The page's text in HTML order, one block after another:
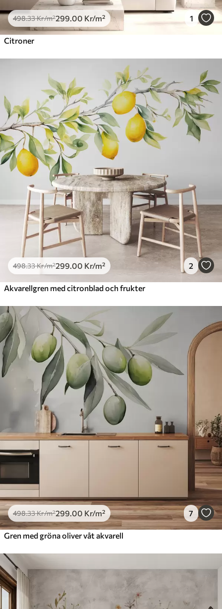
498.33Kr/m²299.00 Kr/m² 1
Citroner
498.33Kr/m²299.00 Kr/m² 2
Akvarellgren med citronblad och frukter
498.33Kr/m²299.00 Kr/m² 7
Gren med gröna oliver våt akvarell